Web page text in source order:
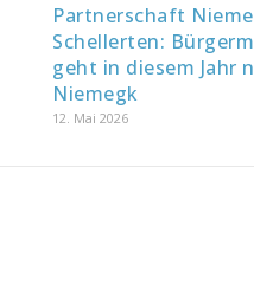
Partnerschaft
Schellerten:
geht in diesem Jahr
Niemegk
12. Mai 2026